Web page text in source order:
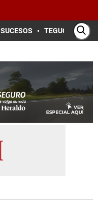
SUCESOS TEGUCIGALPA